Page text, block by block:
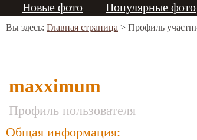
Новые фото Популярные фото
Вы здесь: Главная страница > Профиль
maxximum
Профиль пользователя
Общая информация: